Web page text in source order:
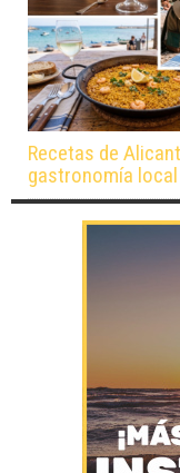
Recetas de
gastronomía